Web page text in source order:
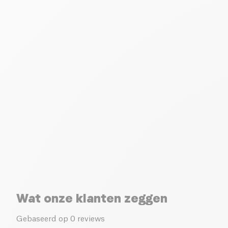
Wat onze klanten zeggen
Gebaseerd op 0 reviews